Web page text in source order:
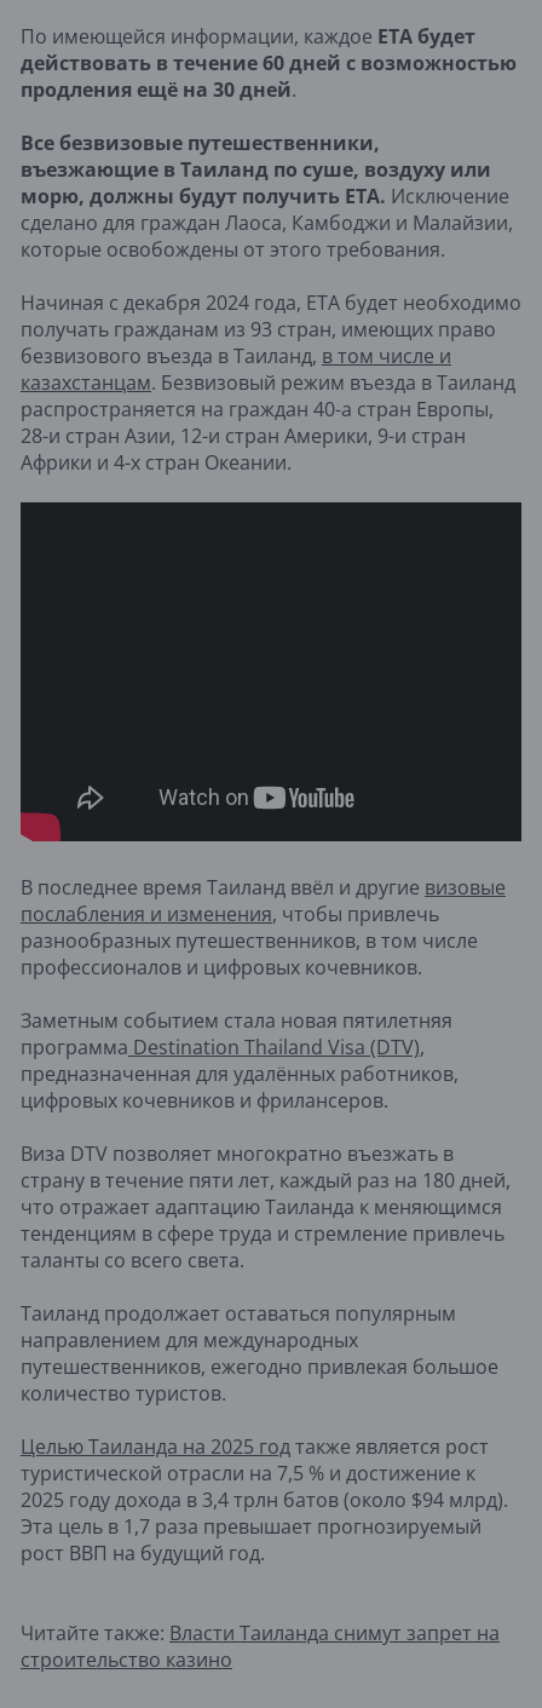
По имеющейся информации, каждое ETA будет
действовать в течение 60 дней с возможностью
продления ещё на 30 дней.
Все безвизовые путешественники,
въезжающие в Таиланд по суше, воздуху или
морю, должны будут получить ETA. Исключение
сделано для граждан Лаоса, Камбоджи и Малайзии,
которые освобождены от этого требования.
Начиная с декабря 2024 года, ETA будет необходимо
получать гражданам из 93 стран, имеющих право
безвизового въезда в Таиланд, в том числе и
казахстанцам. Безвизовый режим въезда в Таиланд
распространяется на граждан 40-а стран Европы,
28-и стран Азии, 12-и стран Америки, 9-и стран
Африки и 4-х стран Океании.
В последнее время Таиланд ввёл и другие визовые
послабления и изменения, чтобы привлечь
разнообразных путешественников, в том числе
профессионалов и цифровых кочевников.
Заметным событием стала новая пятилетняя
программа Destination Thailand Visa (DTV),
предназначенная для удалённых работников,
цифровых кочевников и фрилансеров.
Виза DTV позволяет многократно въезжать в
страну в течение пяти лет, каждый раз на 180 дней,
что отражает адаптацию Таиланда к меняющимся
тенденциям в сфере труда и стремление привлечь
таланты со всего света.
Таиланд продолжает оставаться популярным
направлением для международных
путешественников, ежегодно привлекая большое
количество туристов.
Целью Таиланда на 2025 годтакже является рост
туристической отрасли на 7,5 % и достижение к
2025 году дохода в 3,4 трлн батов (около $94 млрд).
Эта цель в 1,7 раза превышает прогнозируемый
рост ВВП на будущий год.
Читайте также: Власти Таиланда снимут запрет на
строительство казино